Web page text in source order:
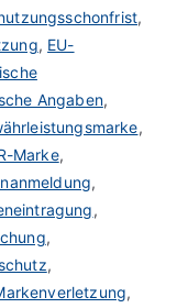
,
, EU-
Angaben,
,
Marke,
,
,
,
,
,